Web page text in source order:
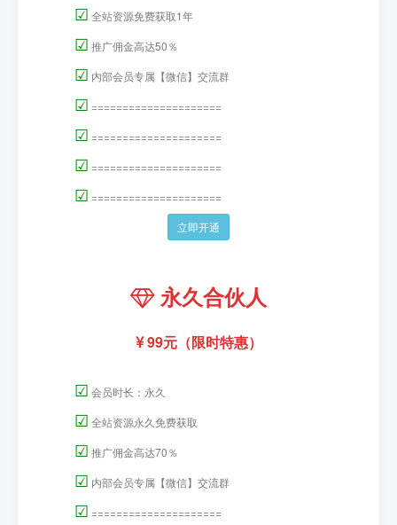
☑ 全站资源免费获取1年
☑ 推广佣金高达50％
☑ 内部会员专属【微信】交流群
☑ =====================
☑ =====================
☑ =====================
☑ =====================
立即开通
永久合伙人
99元（限时特惠）
☑ 会员时长：永久
☑ 全站资源永久免费获取
☑ 推广佣金高达70％
☑ 内部会员专属【微信】交流群
☑ =====================